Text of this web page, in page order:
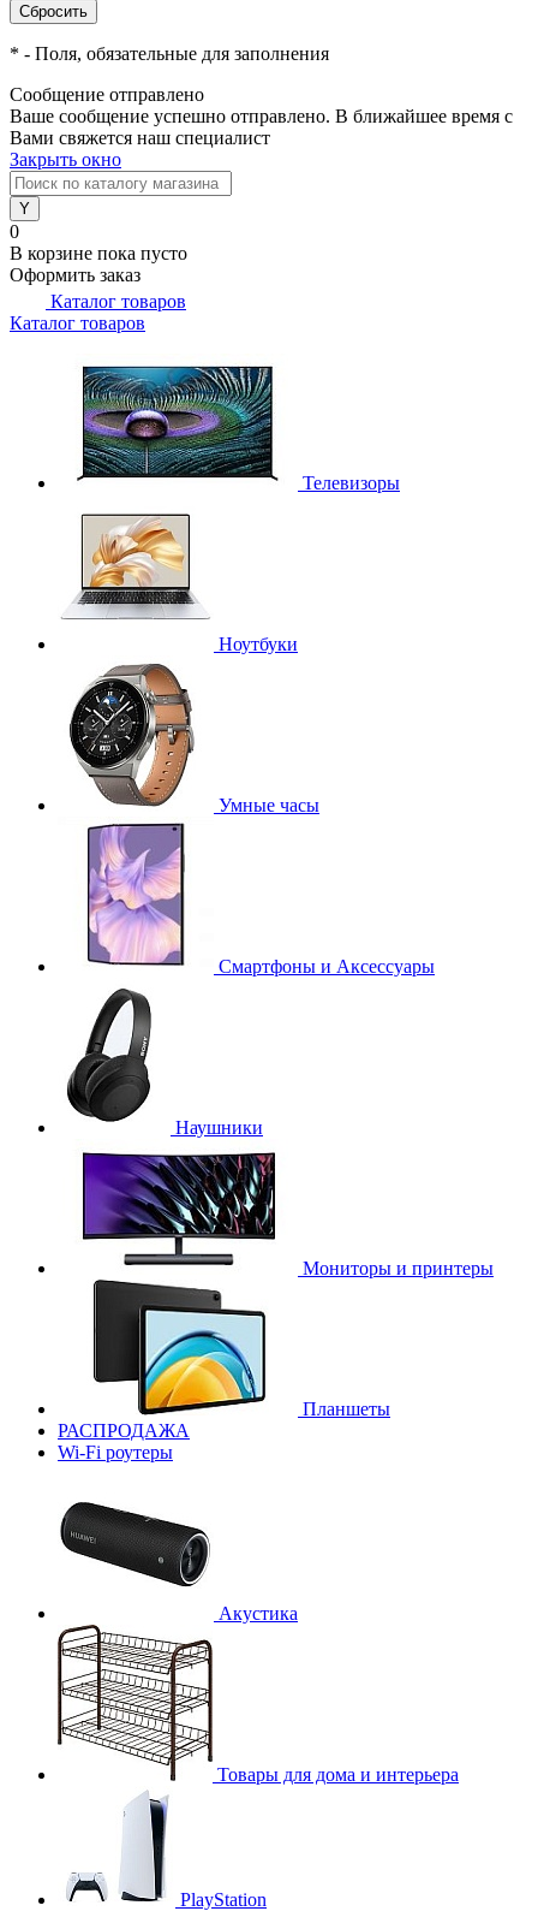
* - Поля, обязательные для заполнения
Сообщение отправлено
Ваше сообщение успешно отправлено. В ближайшее время с
Вами свяжется наш специалист
Закрыть окно
0
В корзине пока пусто
Оформить заказ
Каталог товаров
Каталог товаров
Телевизоры
Ноутбуки
Умные часы
Смартфоны и Аксессуары
Наушники
Мониторы и принтеры
Планшеты
РАСПРОДАЖА
Wi-Fi роутеры
Акустика
Товары для дома и интерьера
PlayStation